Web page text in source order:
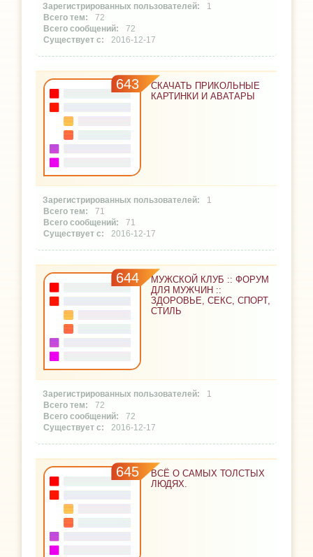
1
72
72
2016-12-17
643
СКАЧАТЬ ПРИКОЛЬНЫЕ
КАРТИНКИ И АВАТАРЫ
1
71
71
2016-12-17
644
МУЖСКОЙ КЛУБ :: ФОРУМ
ДЛЯ МУЖЧИН ::
ЗДОРОВЬЕ, СЕКС, СПОРТ,
СТИЛЬ
1
72
72
2016-12-17
645
ВСЁ О САМЫХ ТОЛСТЫХ
ЛЮДЯХ.